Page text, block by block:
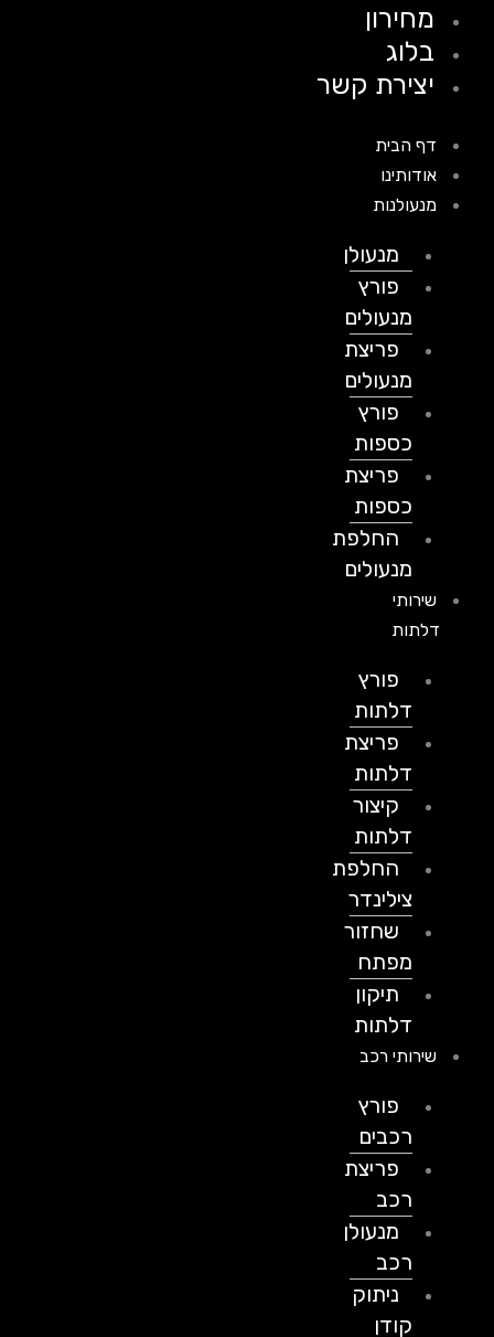
מחירון
בלוג
יצירת קשר
דף הבית
אודותינו
מנעולנות
מנעולן
פורץ
מנעולים
פריצת
מנעולים
פורץ
כספות
פריצת
כספות
החלפת
מנעולים
שירותי
דלתות
פורץ
דלתות
פריצת
דלתות
קיצור
דלתות
החלפת
צילינדר
שחזור
מפתח
תיקון
דלתות
שירותי רכב
פורץ
רכבים
פריצת
מנעולן
ניתוק